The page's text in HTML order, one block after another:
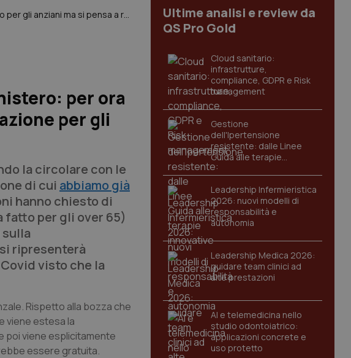
Vaccino antifluenzale. Presto la nuova circolare del ministero: per ora niente obbligo per gli anziani ma si pensa a raccomandazione per gli over 60 e per i bambini fino a 6 anni
per ora
per gli
la circolare con le
di cui abbiamo già
hanno chiesto di
fatto per gli over 65)
ripresenterà
visto che la
Rispetto alla bozza che
viene estesa la
poi viene esplicitamente
essere gratuita.
Ultime analisi e review da
QS Pro Gold
Cloud sanitario:
infrastrutture,
compliance, GDPR e Risk
management
Gestione
dell'Ipertensione
resistente: dalle Linee
Guida alle terapie
innovative
Leadership Infermieristica
2026: nuovi modelli di
responsabilità e
autonomia
Leadership Medica 2026:
guidare team clinici ad
alte prestazioni
AI e telemedicina nello
studio odontoiatrico:
applicazioni concrete e
uso protetto